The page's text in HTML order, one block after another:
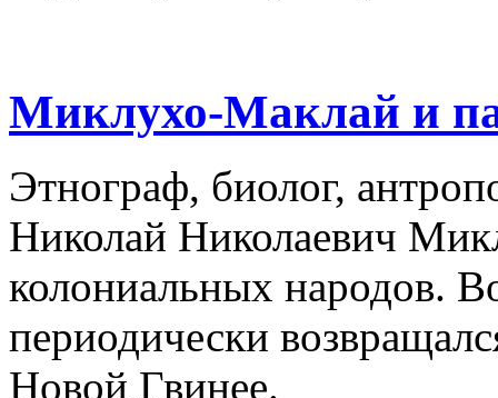
Миклухо-Маклай и
Этнограф, биолог,
Николай Николаевич
колониальных народов.
периодически
Новой Гвинее.